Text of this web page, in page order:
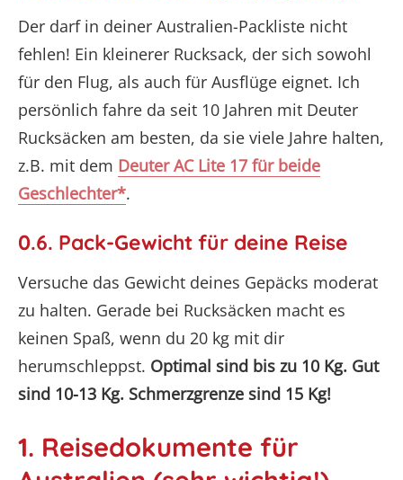
Der darf in deiner Australien-Packliste nicht
fehlen! Ein kleinerer Rucksack, der sich sowohl
für den Flug, als auch für Ausflüge eignet. Ich
persönlich fahre da seit 10 Jahren mit Deuter
Rucksäcken am besten, da sie viele Jahre halten,
z.B. mit dem Deuter AC Lite 17 für beide
Geschlechter*.
0.6. Pack-Gewicht für deine Reise
Versuche das Gewicht deines Gepäcks moderat
zu halten. Gerade bei Rucksäcken macht es
keinen Spaß, wenn du 20 kg mit dir
herumschleppst. Optimal sind bis zu 10 Kg. Gut
sind 10-13 Kg. Schmerzgrenze sind 15 Kg!
1. Reisedokumente für